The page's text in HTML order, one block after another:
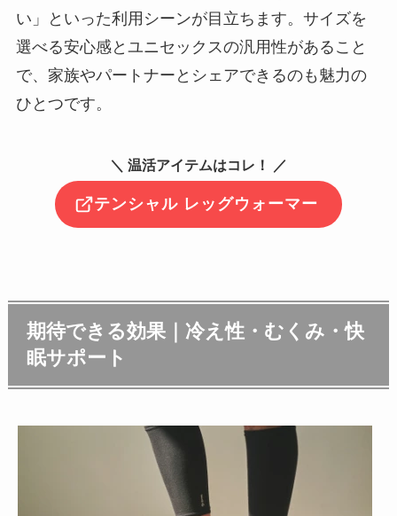
い」といった利用シーンが目立ちます。サイズを
選べる安心感とユニセックスの汎用性があること
で、家族やパートナーとシェアできるのも魅力の
ひとつです。
＼ 温活アイテムはコレ！ ／
テンシャル レッグウォーマー
期待できる効果｜冷え性・むくみ・快
眠サポート